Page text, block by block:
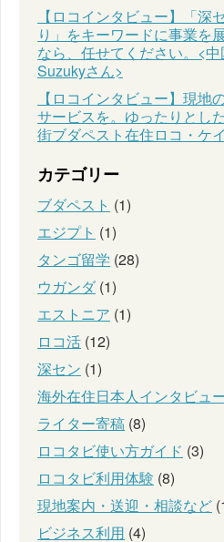
【ロコインタビュー】「深
り」をキーワードに事業を
なら、任せてください。<
Suzukyさん>
【ロコインタビュー】現地
サービスを。ゆったりとし
街ブダペスト在住ロコ・ケ
カテゴリー
ブダペスト (1)
エジプト (1)
タンゴ留学 (28)
ウガンダ(1)
エストニア (1)
ロコ活 (12)
深セン (1)
海外在住日本人インタビュ
ライター寄稿 (8)
ロコタビ使い方ガイド (3)
ロコタビ利用体験 (8)
現地案内・送迎・相談など
ビジネス利用 (4)